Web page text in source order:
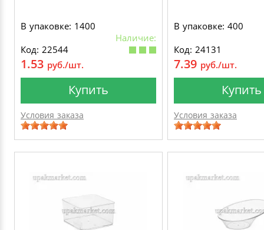
В упаковке: 1400
Наличие:
Код: 22544
1.53 руб./шт.
Купить
Условия заказа
В упаковке: 400
Код: 24131
7.39 руб./шт.
Купить
Условия заказа